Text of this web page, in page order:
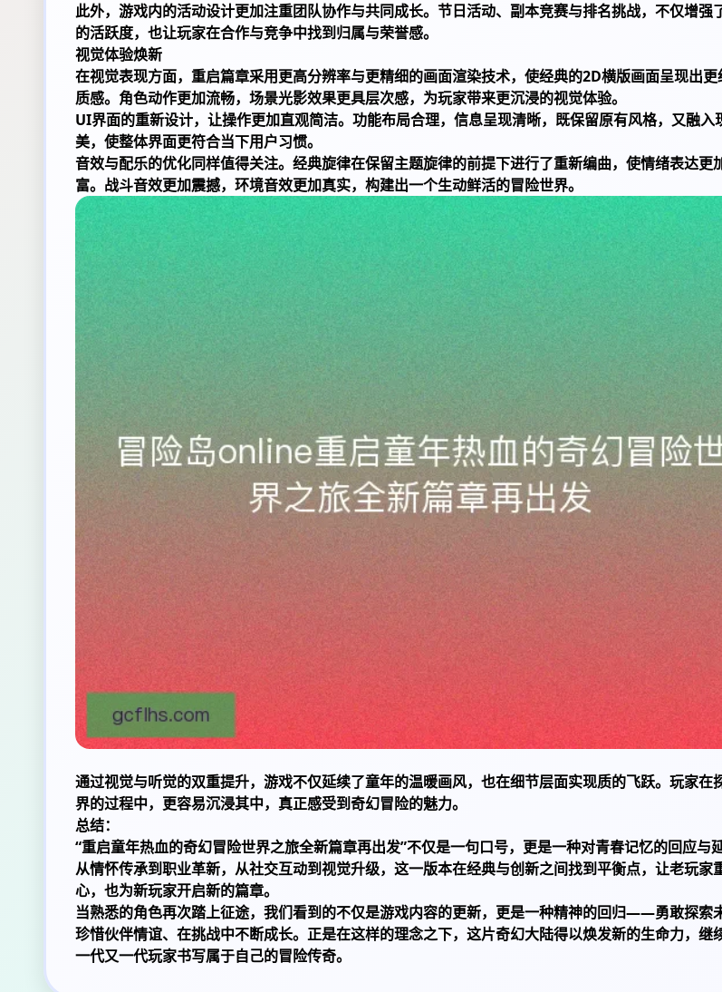
此外，游戏内的活动设计更加注重团队协作与共同成长。节日活动、副本竞赛与排名挑战，不仅增强
的活跃度，也让玩家在合作与竞争中找到归属与荣誉感。
视觉体验焕新
在视觉表现方面，重启篇章采用更高分辨率与更精细的画面渲染技术，使经典的2D横版画面呈现出更
质感。角色动作更加流畅，场景光影效果更具层次感，为玩家带来更沉浸的视觉体验。
UI界面的重新设计，让操作更加直观简洁。功能布局合理，信息呈现清晰，既保留原有风格，又融入
美，使整体界面更符合当下用户习惯。
音效与配乐的优化同样值得关注。经典旋律在保留主题旋律的前提下进行了重新编曲，使情绪表达更
富。战斗音效更加震撼，环境音效更加真实，构建出一个生动鲜活的冒险世界。
通过视觉与听觉的双重提升，游戏不仅延续了童年的温暖画风，也在细节层面实现质的飞跃。玩家在
界的过程中，更容易沉浸其中，真正感受到奇幻冒险的魅力。
总结：
“重启童年热血的奇幻冒险世界之旅全新篇章再出发”不仅是一句口号，更是一种对青春记忆的回应与延
从情怀传承到职业革新，从社交互动到视觉升级，这一版本在经典与创新之间找到平衡点，让老玩家
心，也为新玩家开启新的篇章。
当熟悉的角色再次踏上征途，我们看到的不仅是游戏内容的更新，更是一种精神的回归——勇敢探索
珍惜伙伴情谊、在挑战中不断成长。正是在这样的理念之下，这片奇幻大陆得以焕发新的生命力，继
一代又一代玩家书写属于自己的冒险传奇。